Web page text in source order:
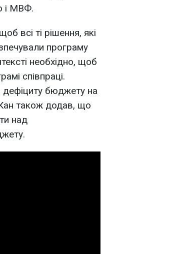
і МВФ.
всі ті рішення, які
програму
необхідно, щоб
співпраці.
дефіциту бюджету на
також додав, що
над